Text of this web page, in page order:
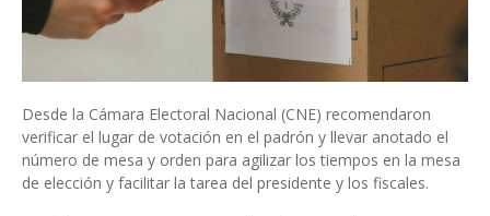
Desde la Cámara Electoral Nacional (CNE) recomendaron
verificar el lugar de votación en el padrón y llevar anotado el
número de mesa y orden para agilizar los tiempos en la mesa
de elección y facilitar la tarea del presidente y los fiscales.